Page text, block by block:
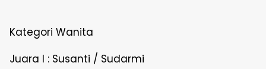
Kategori Wanita
Juara I : Susanti / Sudarmi